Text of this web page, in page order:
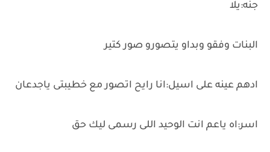
جنه:يلا
البنات وفقو وبداو يتصورو صور كتير
ادهم عينه على اسيل:انا رايح اتصور مع خطيبتى ياجدعان
اسر:اه ياعم انت الوحيد اللى رسمى ليك حق